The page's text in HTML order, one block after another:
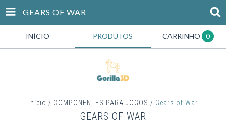
GEARS OF WAR
INÍCIO PRODUTOS CARRINHO 0
Início / COMPONENTES PARA JOGOS / Gears of War
GEARS OF WAR